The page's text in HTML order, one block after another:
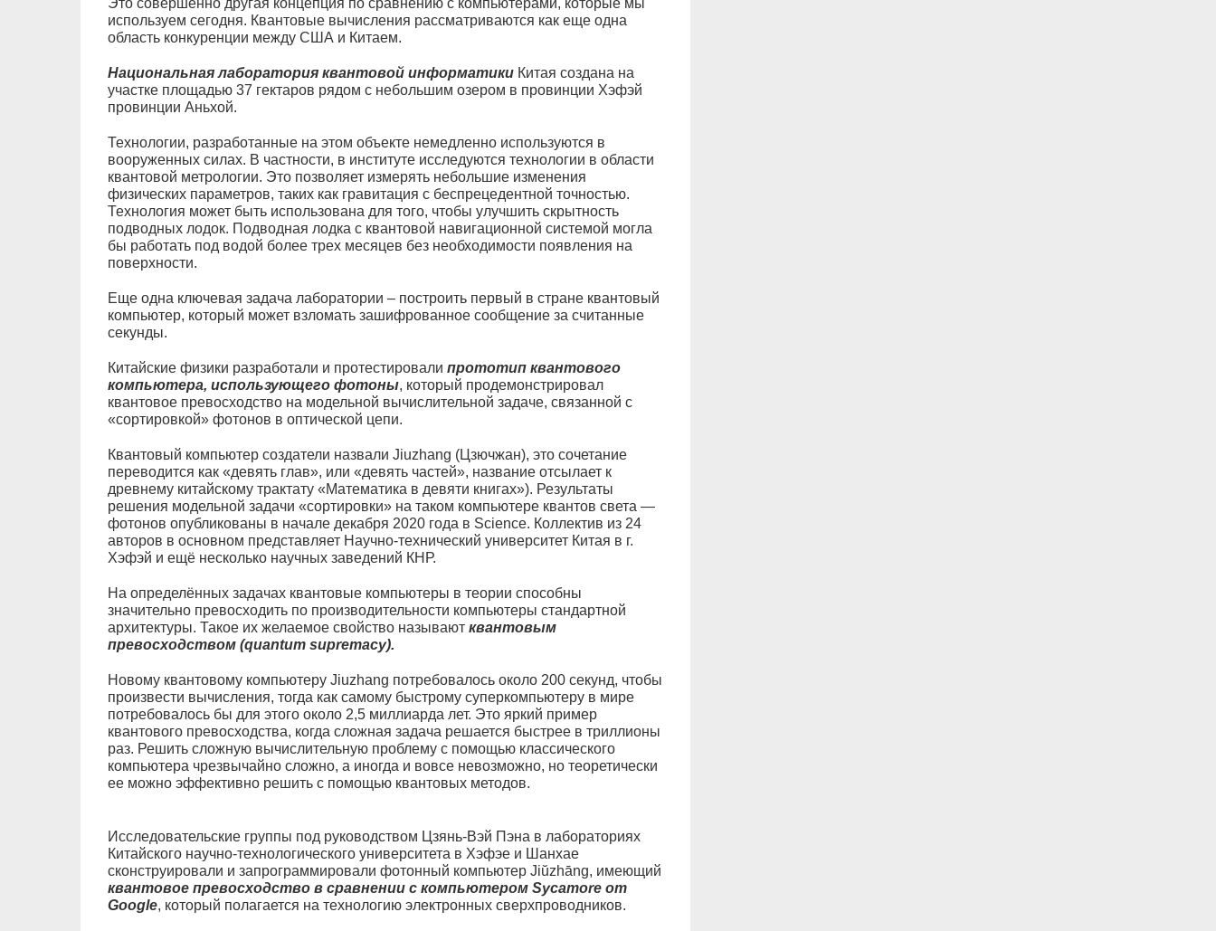
используем сегодня. Квантовые вычисления рассматриваются как еще одна
область конкуренции между США и Китаем.
Национальная лаборатория квантовой информатикиКитая создана на
участке площадью 37 гектаров рядом с небольшим озером в провинции Хэфэй
провинции Аньхой.
Технологии, разработанные на этом объекте немедленно используются в
вооруженных силах. В частности, в институте исследуются технологии в области
квантовой метрологии. Это позволяет измерять небольшие изменения
физических параметров, таких как гравитация с беспрецедентной точностью.
Технология может быть использована для того, чтобы улучшить скрытность
подводных лодок. Подводная лодка с квантовой навигационной системой могла
бы работать под водой более трех месяцев без необходимости появления на
поверхности.
Еще одна ключевая задача лаборатории – построить первый в стране квантовый
компьютер, который может взломать зашифрованное сообщение за считанные
секунды.
Китайские физики разработали и протестировали прототип квантового
компьютера, использующего фотоны, который продемонстрировал
квантовое превосходство на модельной вычислительной задаче, связанной с
«сортировкой» фотонов в оптической цепи.
Квантовый компьютер создатели назвали Jiuzhang (Цзючжан), это сочетание
переводится как «девять глав», или «девять частей», название отсылает к
древнему китайскому трактату «Математика в девяти книгах»). Результаты
решения модельной задачи «сортировки» на таком компьютере квантов света —
фотонов опубликованы в начале декабря 2020 года в Science. Коллектив из 24
авторов в основном представляет Научно-технический университет Китая в г.
Хэфэй и ещё несколько научных заведений КНР.
На определённых задачах квантовые компьютеры в теории способны
значительно превосходить по производительности компьютеры стандартной
архитектуры. Такое их желаемое свойство называют квантовым
превосходством (quantum supremacy).
Новому квантовому компьютеру Jiuzhang потребовалось около 200 секунд, чтобы
произвести вычисления, тогда как самому быстрому суперкомпьютеру в мире
потребовалось бы для этого около 2,5 миллиарда лет. Это яркий пример
квантового превосходства, когда сложная задача решается быстрее в триллионы
раз. Решить сложную вычислительную проблему с помощью классического
компьютера чрезвычайно сложно, а иногда и вовсе невозможно, но теоретически
ее можно эффективно решить с помощью квантовых методов.
Исследовательские группы под руководством Цзянь-Вэй Пэна в лабораториях
Китайского научно-технологического университета в Хэфэе и Шанхае
сконструировали и запрограммировали фотонный компьютер Jiŭzhāng, имеющий
квантовое превосходство в сравнении с компьютером Sycamore от
Google, который полагается на технологию электронных сверхпроводников.